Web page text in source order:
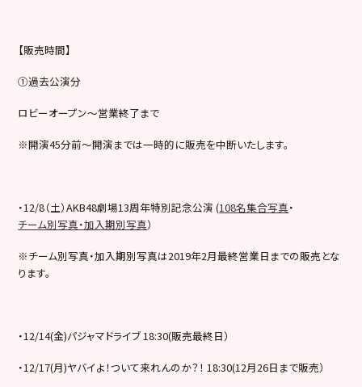
【販売時間】
①過去公演分
ロビーオープン～営業終了まで
※開演45分前～開演までは一時的に販売を中断いたします。
・12/8（土）AKB48劇場13周年特別記念公演 (108名集合写真・
チーム別写真・加入期別写真）
※チーム別写真・加入期別写真は2019年2月最終営業日までの販売とな
ります。
・12/14(金)パジャマドライブ 18:30(販売最終日）
・12/17(月)ヤバイよ！ついて来れんのか？！ 18:30(12月26日まで販売）